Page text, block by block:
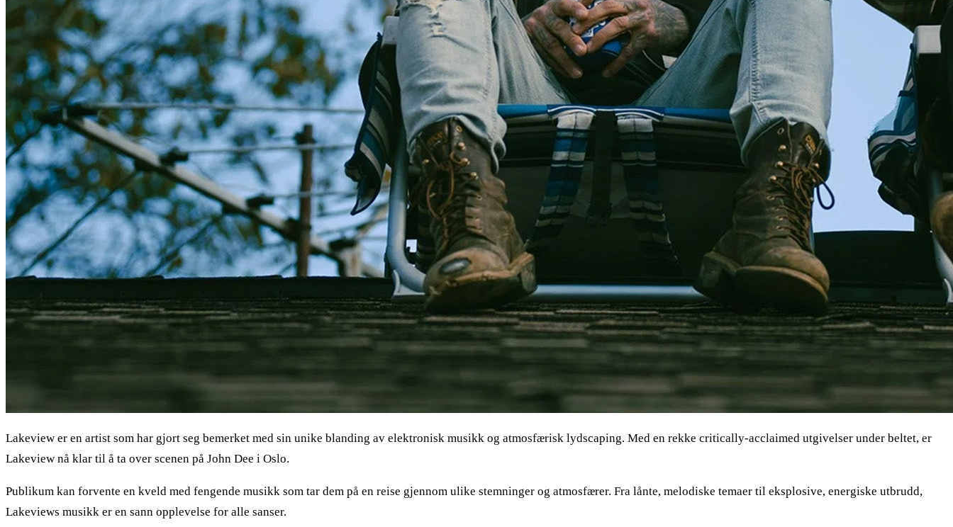
Lakeview er en artist som har gjort seg bemerket med sin unike blanding av elektronisk musikk og atmosfærisk lydscaping. Med en rekke critically-acclaimed utgivelser under beltet, er
Lakeview nå klar til å ta over scenen på John Dee i Oslo.
Publikum kan forvente en kveld med fengende musikk som tar dem på en reise gjennom ulike stemninger og atmosfærer. Fra lånte, melodiske temaer til eksplosive, energiske utbrudd,
Lakeviews musikk er en sann opplevelse for alle sanser.